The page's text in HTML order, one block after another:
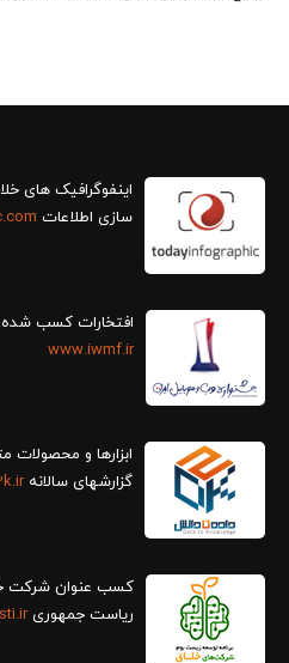
سازی اطلاعات
افتخارات کسب شده
www.iwmf.ir
ابزارها و محصولات
گزارش‎های سالانه
کسب عنوان شرکت
ریاست جمهوری